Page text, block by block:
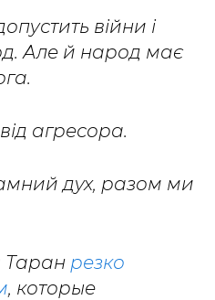
війни і
Але й народ має
агресора.
дух, разом ми
резко
, которые